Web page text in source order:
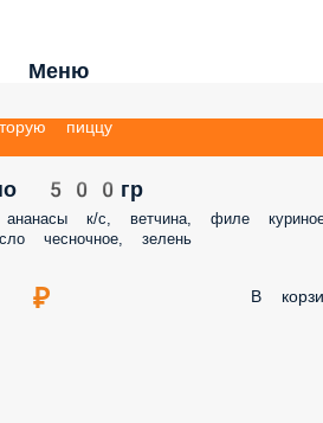
Меню
пиццу
500гр
к/с, ветчина, филе
чесночное, зелень
₽ В